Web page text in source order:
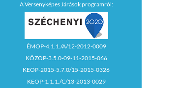
A Versenyképes Járások programról:
ÉMOP-4.1.1./A/12-2012-0009
KÖZOP-3.5.0-09-11-2015-066
KEOP-2015-5.7.0/15-2015-0326
KEOP-1.1.1./C/13-2013-0029